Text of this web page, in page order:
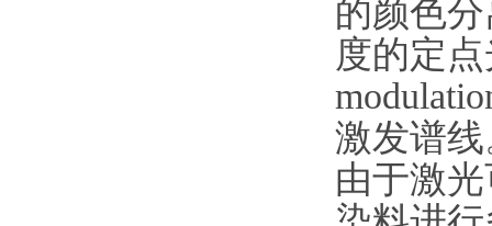
的颜色
度的定
激发谱
由于激